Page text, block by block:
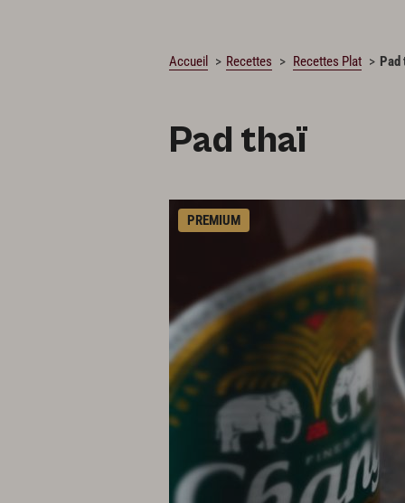
Accueil Recettes Recettes Plat Pad
Pad thaï
PREMIUM